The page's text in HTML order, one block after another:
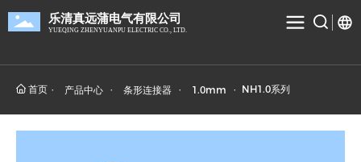
乐清真远蒲电气有限公司
YUEQING ZHENYUANPU ELECTRIC CO., LTD.
首页 产品中心 条形连接器 1.0mm NH1.0系列